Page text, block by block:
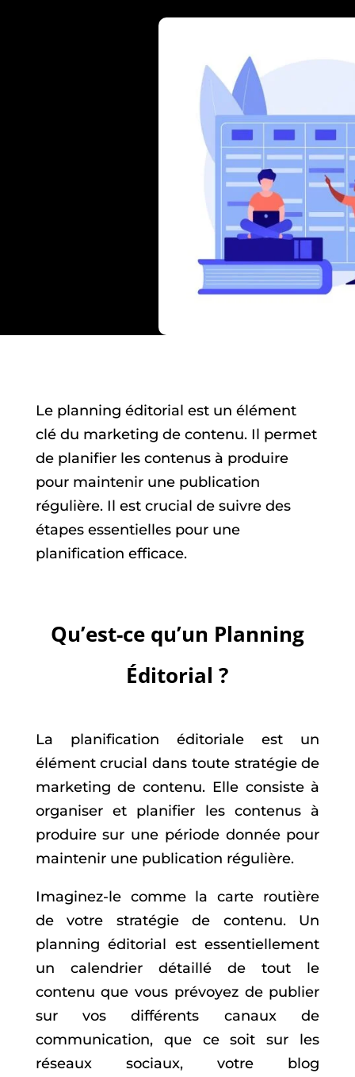
Le planning éditorial est un élément
clé du marketing de contenu. Il permet
de planifier les contenus à produire
pour maintenir une publication
régulière. Il est crucial de suivre des
étapes essentielles pour une
planification efficace.
Qu’est-ce qu’un Planning
Éditorial ?
La planification éditoriale est un
élément crucial dans toute stratégie de
marketing de contenu. Elle consiste à
organiser et planifier les contenus à
produire sur une période donnée pour
maintenir une publication régulière.
Imaginez-le comme la carte routière
de votre stratégie de contenu. Un
planning éditorial est essentiellement
un calendrier détaillé de tout le
contenu que vous prévoyez de publier
sur vos différents canaux de
communication, que ce soit sur les
réseaux sociaux, votre blog